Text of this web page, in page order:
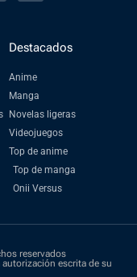
Destacados
Anime
Manga
Novelas ligeras
Videojuegos
Top de anime
Top de manga
Onii Versus
reservados
escrita de su